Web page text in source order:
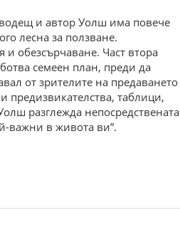
и автор Уолш има повече
лесна за ползване.
и обезсърчаване. Част втора
семеен план, преди да
от зрителите на предаването
предизвикателства, таблици,
разглежда непосредствената
важни в живота ви”.